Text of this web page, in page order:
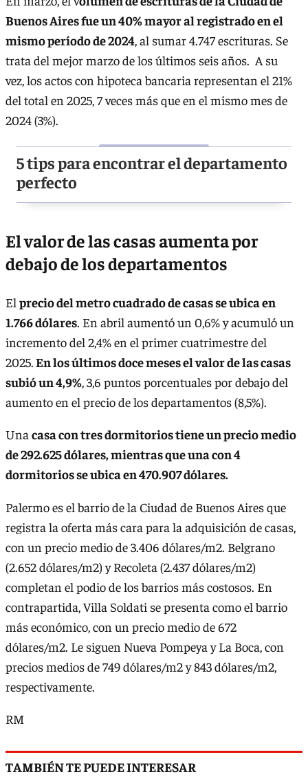
Buenos Aires fue un 40% mayor al registrado en el
mismo período de 2024 , al sumar 4.747 escrituras. Se
trata del mejor marzo de los últimos seis años. A su
vez, los actos con hipoteca bancaria representan el 21%
del total en 2025, 7 veces más que en el mismo mes de
2024 (3%).
5 tips para encontrar el departamento
perfecto
El valor de las casas aumenta por
debajo de los departamentos
El precio del metro cuadrado de casas se ubica en
1.766 dólares. En abril aumentó un 0,6% y acumuló un
incremento del 2,4% en el primer cuatrimestre del
2025. En los últimos doce meses el valor de las casas
subió un 4,9% , 3,6 puntos porcentuales por debajo del
aumento en el precio de los departamentos (8,5%).
Una casa con tres dormitorios tiene un precio medio
de 292.625 dólares, mientras que una con 4
dormitorios se ubica en 470.907 dólares.
Palermo es el barrio de la Ciudad de Buenos Aires que
registra la oferta más cara para la adquisición de casas,
con un precio medio de 3.406 dólares/m2. Belgrano
(2.652 dólares/m2) y Recoleta (2.437 dólares/m2)
completan el podio de los barrios más costosos. En
contrapartida, Villa Soldati se presenta como el barrio
más económico, con un precio medio de 672
dólares/m2. Le siguen Nueva Pompeya y La Boca, con
precios medios de 749 dólares/m2 y 843 dólares/m2,
respectivamente.
RM
TAMBIÉN TE PUEDE INTERESAR